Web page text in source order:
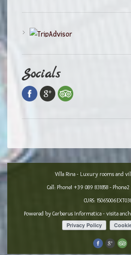
Socials
Villa Rina - Luxury rooms and
Call: Phone1 +39 089 831858 - Phone2
CURS:
Powered by Cerberus Informatica- visita